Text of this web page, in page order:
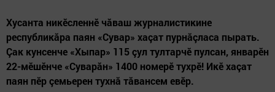
Хусанта никӗсленнӗ чăваш журналистикине
республикăра паян «Сувар» хаçат пурнăçласа пырать.
Çак кунсенче «Хыпар» 115 çул тултарчӗ пулсан, январӗн
22-мӗшӗнче «Суварăн» 1400 номерӗ тухрӗ! Икӗ хаçат
паян пӗр çемьерен тухнă тăвансем евӗр.